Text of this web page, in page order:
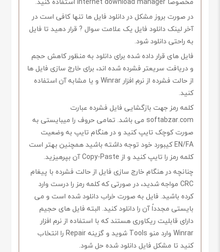
در صورت بروز مشکل در دانلود فایل ها تنها کافی است در
آخر لینک دانلود فایل یک علامت سوال ? قرار دهید تا فایل
به راحتی دانلود شود.
فایل های قرار داده شده برای دانلود به منظور کاهش حجم
و دریافت سریعتر فشرده شده اند، برای خارج سازی فایل ها
از حالت فشرده از نرم افزار Winrar و یا مشابه آن استفاده
کنید.
کلمه رمز جهت بازگشایی فایل فشرده عبارت
softabzar.com می باشد. تمامی حروف را میبایستی به
صورت کوچک تایپ کنید و در هنگام تایپ به وضعیت
EN/FA کیبورد خود توجه داشته باشید همچنین بهتر است
کلمه رمز را تایپ کنید و از Copy-Paste آن بپرهیزید.
چنانچه در هنگام خارج سازی فایل از حالت فشرده با پیغام
CRC مواجه شدید، در صورتی که کلمه رمز را درست وارد
کرده باشید. فایل به صورت خراب دانلود شده است و می
بایستی مجدداً آن را دانلود کنید. البته فایل های حجیم
دارای قابلیت ریکاوری هستند که با استفاده از نرم افزار
Winrar وارد منو Tools شوید و گزینه Repair را انتخاب
کنید تا مشکل فایل دانلود شده حل شود.